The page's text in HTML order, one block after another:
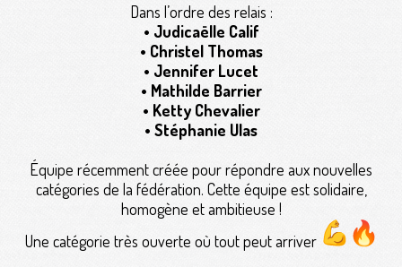
Dans l’ordre des relais :
• Judicaëlle Calif
• Christel Thomas
• Jennifer Lucet
• Mathilde Barrier
• Ketty Chevalier
• Stéphanie Ulas
Équipe récemment créée pour répondre aux nouvelles
catégories de la fédération. Cette équipe est solidaire,
homogène et ambitieuse !
Une catégorie très ouverte où tout peut arriver